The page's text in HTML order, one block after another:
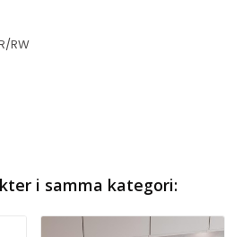
RW
i samma kategori: